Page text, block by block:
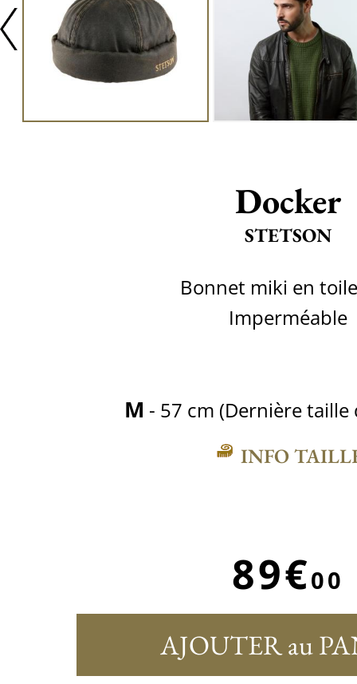
Docker
STETSON
Bonnet miki en
Imperméable
M - 57 cm (Dernière
INFO
89€00
AJOUTER au